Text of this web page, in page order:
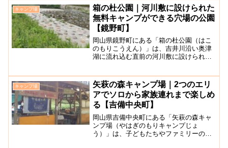
備わった2022年5月11日に誕生した岡山
の新ス...
キャンプ場
箱の杜公園｜河川敷に設けられた
無料キャンプができる穴場の公園
【鏡野町】
岡山県鏡野町にある「箱の杜公園（はこ
のもりこうえん）」は、吉井川沿い奥津
湖に流れ込む直前の河川敷に設けられた
いるだけの公園で、敷地内では無料でキ
ャンプを楽しむことができ...
キャンプ場
矢萩の森キャンプ場｜2つのエリ
アでソロから家族連れまで楽しめ
る【吉備中央町】
岡山県吉備中央町にある「矢萩の森キャ
ンプ場（やはぎのもりキャンプじょ
う）」は、子どもたちやファミリーの自